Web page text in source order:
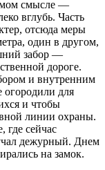
смысле —
вглубь. Часть
отсюда меры
один в другом,
забор —
дороге.
и внутренним
огородили для
и чтобы
линии охраны.
где сейчас
дежурный. Днем
на замок.